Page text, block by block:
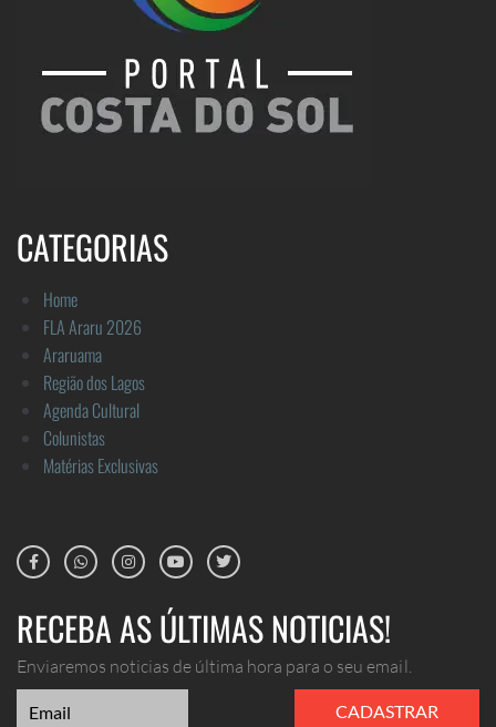
CATEGORIAS
Home
FLA Araru 2026
Araruama
Região dos Lagos
Agenda Cultural
Colunistas
Matérias Exclusivas
RECEBA AS ÚLTIMAS NOTICIAS!
Enviaremos noticias de última hora para o seu email.
CADASTRAR